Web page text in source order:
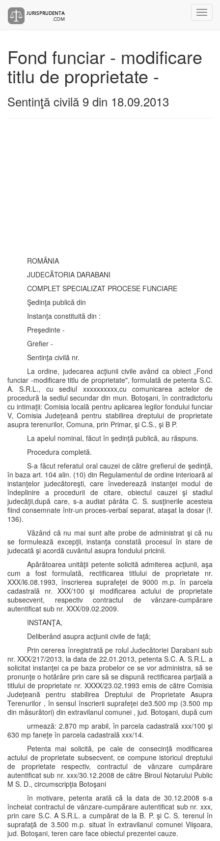
Fond funciar - modificare
titlu de proprietate -
Sentinţă civilă 9 din 18.09.2013
ROMÂNIA
JUDECĂTORIA DARABANI
COMPLET SPECIALIZAT PROCESE FUNCIARE
Şedinţa publică din
Instanţa constituită din :
Preşedinte -
Grefier -
Sentinţa civilă nr.
La ordine, judecarea acţiunii civile având ca obiect „Fond
funciar -modificare titlu de proprietate", formulată de petenta S.C.
A. S.R.L., cu sediul xxxxxxxxxx,cu comunicarea actelor de
procedură la sediul secundar din mun. Botoşani, în contradictoriu
cu intimaţii: Comisia locală pentru aplicarea legilor fondului funciar
V, Comisia Judeţeană pentru stabilirea dreptului de proprietate
asupra terenurilor, Comuna, prin Primar, şi C.S., şi B P.
La apelul nominal, făcut în şedinţă publică, au răspuns.
Procedura completă.
S-a făcut referatul oral cauzei de către grefierul de şedinţă,
în baza art. 104 alin. (10) din Regulamentul de ordine interioară al
instanţelor judecătoreşti, care învederează instanţei modul de
îndeplinire a procedurii de citare, obiectul cauzei şi stadiul
judecăţii,după care, s-a audiat pârâta C. S. susţinerile acesteia
fiind consemnate într-un proces-verbal separat, ataşat la dosar (f.
136).
Văzând că nu mai sunt alte probe de administrat şi că nu
se formulează excepţii, instanţa constată procesul în stare de
judecată şi acordă cuvântul asupra fondului pricinii.
Apărătoarea unităţii petente solicită admiterea acţiunii, aşa
cum a fost formulată, rectificarea titlului de proprietate nr.
XXX/l6.08.1993, înscrierea suprafeţei de 9000 m.p. în parcela
cadastrală nr. XXX/100 şi modificarea actului de proprietate
subsecvent, respectiv contractul de vânzare-cumpărare
autentificat sub nr. XXX/09.02.2009.
INSTANŢA,
Deliberând asupra acţiunii civile de faţă;
Prin cererea înregistrată pe rolul Judecătoriei Darabani sub
nr. XXX/217/2013, la data de 22.01.2013, petenta S.C. A. S.R.L. a
solicitat instanţei ca pe baza probelor ce se vor administra, să se
pronunţe o hotărâre prin care să se dispună rectificarea parţială a
titlului de proprietate nr. XXXX/23.02.1993 emis de către Comisia
Judeţeană pentru stabilirea Dreptului de Proprietate Asupra
Terenurilor , în sensul înscrierii suprafeţei de3.500 mp (3.500 mp
din măsurători) din extravilanul comunei , jud. Botoşani, după cum
urmează: 2.870 mp arabil, în parcela cadastrală xxx/100 şi
630 mp faneţe în parcela cadastrală xxx/14.
Petenta mai solicită, pe cale de consecinţă modificarea
actului de proprietate subsecvent, ce compune istoricul dreptului
de proprietate respectiv, contractul de vânzare cumpărare
autentificat sub nr. xxx/30.12.2008 de către Biroul Notarului Public
M S. D., circumscripţia Botoşani
în motivare, petenta arată că la data de 30.12.2008 s-a
încheiat contractul de vânzare-cumpărare autentificat sub nr. xxx,
prin care S.C. A S.R.L. a cumpărat de la B. P. şi C. S. terenul în
suprafaţă de 3.500 m.p. situat în extravilanul comunei Viişoara,
jud. Botoşani, teren care face obiectul prezentei cauze.